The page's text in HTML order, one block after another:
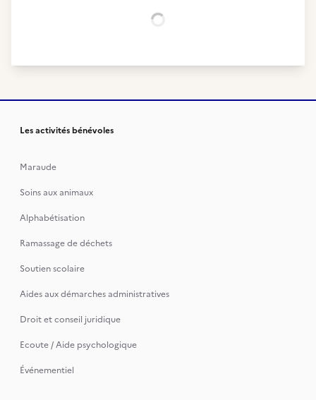
Les activités bénévoles
Maraude
Soins aux animaux
Alphabétisation
Ramassage de déchets
Soutien scolaire
Aides aux démarches administratives
Droit et conseil juridique
Ecoute / Aide psychologique
Événementiel